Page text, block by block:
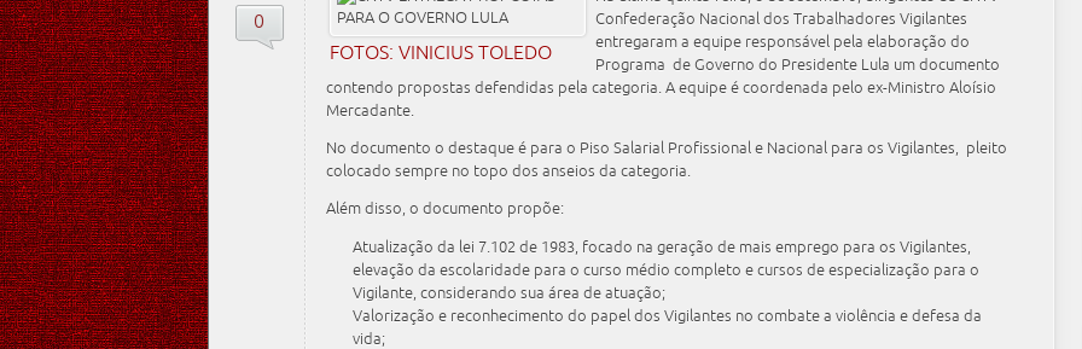
0
FOTOS: VINICIUS TOLEDO
Confederação Nacional dos Trabalhadores Vigilantes
entregaram a equipe responsável pela elaboração do
Programa de Governo do Presidente Lula um documento
contendo propostas defendidas pela categoria. A equipe é coordenada pelo ex-Ministro Aloísio
Mercadante.
No documento o destaque é para o Piso Salarial Profissional e Nacional para os Vigilantes, pleito
colocado sempre no topo dos anseios da categoria.
Além disso, o documento propõe:
Atualização da lei 7.102 de 1983, focado na geração de mais emprego para os Vigilantes,
elevação da escolaridade para o curso médio completo e cursos de especialização para o
Vigilante, considerando sua área de atuação;
Valorização e reconhecimento do papel dos Vigilantes no combate a violência e defesa da
vida;